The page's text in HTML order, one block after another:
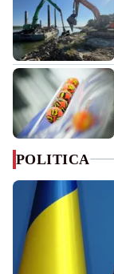
POLITICA